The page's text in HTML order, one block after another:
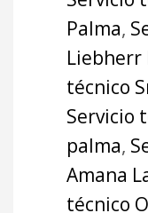
Palma,
Liebherr
técnico
Servicio
palma,
Amana
técnico